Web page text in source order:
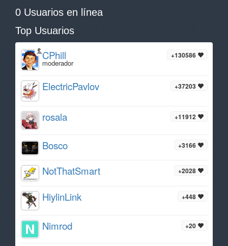
0 Usuarios en línea
Top Usuarios
+130586
CPhill
moderador
+37203
ElectricPavlov
+11912
rosala
+3166
Bosco
+2028
NotThatSmart
+448
HiylinLink
+20
Nimrod